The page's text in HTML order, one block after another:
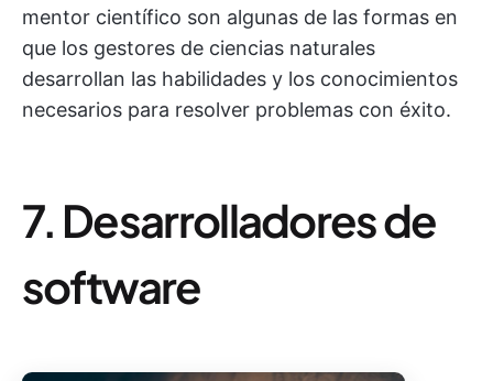
mentor científico son algunas de las formas en
que los gestores de ciencias naturales
desarrollan las habilidades y los conocimientos
necesarios para resolver problemas con éxito.
7. Desarrolladores de
software